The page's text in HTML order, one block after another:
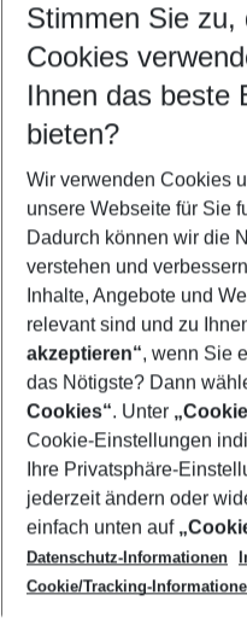
Abflughafen wählen
Beliebiger Abflughafen
Reisezeitraum wählen
11.08.26– 09.08.27
2 Erwachsene
Mehr
Footer
Footer navigation
Über uns
AGB
Cookie-Einstellungen
Cookie-Richtlinie
Datenschutz
Service & Hilfe
Barrierefreies Reisen
Check-in
Folgen Sie uns
Stimmen Sie zu,
Cookies
Ihnen das beste
bieten?
Wir verwenden Cookies
unsere Webseite für Sie
Dadurch können wir die
verstehen und
Inhalte, Angebote und
relevant sind und zu
akzeptieren“, wenn Sie
das Nötigste? Dann
Cookies“. Unter
Cookie-Einstellungen
Ihre Privatsphäre-
jederzeit ändern oder
einfach unten auf
Datenschutz-Informationen
Cookie/Tracking-